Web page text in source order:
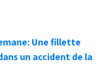
Une fillette
un accident de la